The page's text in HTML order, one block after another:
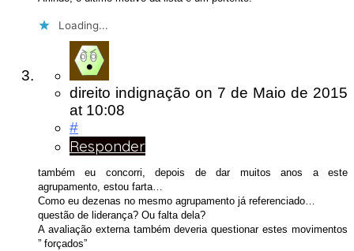
Loading...
direito indignação on 7 de Maio de 2015
at 10:08
#
Responder
também eu concorri, depois de dar muitos anos a este
agrupamento, estou farta…
Como eu dezenas no mesmo agrupamento já referenciado…
questão de liderança? Ou falta dela?
A avaliação externa também deveria questionar estes movimentos
” forçados”